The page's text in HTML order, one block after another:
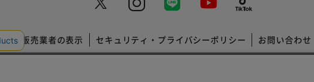
通信販売業者の表示 セキュリティ・プライバシーポリシー お問い合わせ